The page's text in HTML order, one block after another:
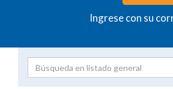
Ingrese con su